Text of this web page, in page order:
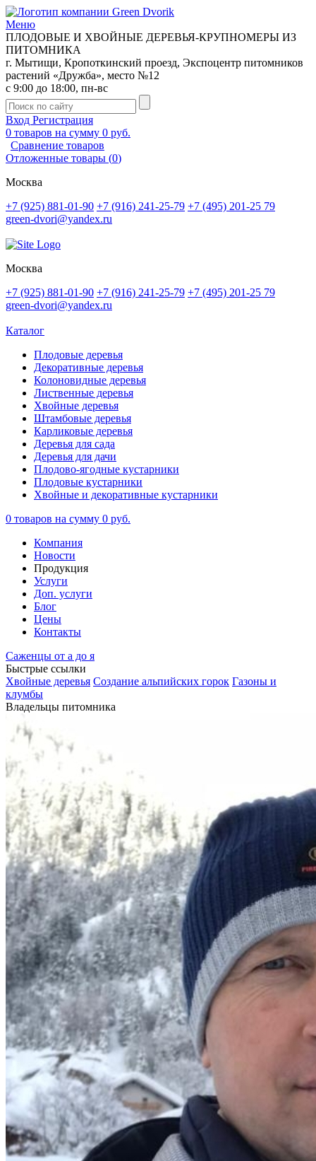
Меню
ПЛОДОВЫЕ И ХВОЙНЫЕ ДЕРЕВЬЯ-КРУПНОМЕРЫ ИЗ
ПИТОМНИКА
г. Мытищи, Кропоткинский проезд, Экспоцентр питомников
растений «Дружба», место №12
с 9:00 до 18:00, пн-вс
Вход Регистрация
0 товаров на сумму 0 руб.
Сравнение товаров
Отложенные товары (0)
Москва
+7 (925) 881-01-90 +7 (916) 241-25-79 +7 (495) 201-25 79
green-dvori@yandex.ru
Москва
+7 (925) 881-01-90 +7 (916) 241-25-79 +7 (495) 201-25 79
green-dvori@yandex.ru
Каталог
Плодовые деревья
Декоративные деревья
Колоновидные деревья
Лиственные деревья
Хвойные деревья
Штамбовые деревья
Карликовые деревья
Деревья для сада
Деревья для дачи
Плодово-ягодные кустарники
Плодовые кустарники
Хвойные и декоративные кустарники
0 товаров на сумму 0 руб.
Компания
Новости
Продукция
Услуги
Доп. услуги
Блог
Цены
Контакты
Саженцы от а до я
Быстрые ссылки
Хвойные деревья Создание альпийских горок Газоны и
клумбы
Владельцы питомника